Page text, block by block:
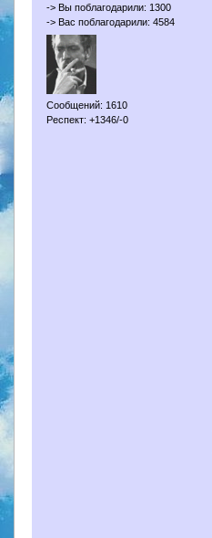
-> Вы поблагодарили: 1300
-> Вас поблагодарили: 4584
Сообщений: 1610
Респект: +1346/-0